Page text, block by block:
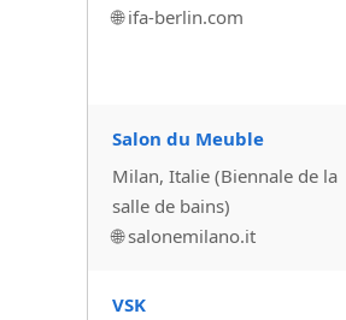
🌐 ifa-berlin.com
Salon du Meuble
Milan, Italie (Biennale de la
salle de bains)
🌐 salonemilano.it
VSK